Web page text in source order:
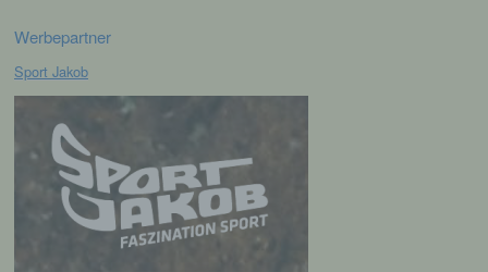
Werbepartner
Sport Jakob
automatisierter Verfahren ausgeführte
Daten wie das Erheben, das Erfassen, die
Auslesen, das Abfragen, die Verwendung,
die Offenlegung durch Übermittlung,
Verbreitung oder eine andere Form der
Bereitstellung, den Abgleich oder die
Verknüpfung, die Einschränkung, das